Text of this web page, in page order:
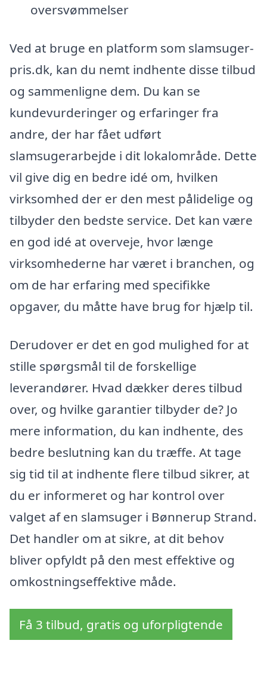
oversvømmelser
Ved at bruge en platform som slamsuger-
pris.dk, kan du nemt indhente disse tilbud
og sammenligne dem. Du kan se
kundevurderinger og erfaringer fra
andre, der har fået udført
slamsugerarbejde i dit lokalområde. Dette
vil give dig en bedre idé om, hvilken
virksomhed der er den mest pålidelige og
tilbyder den bedste service. Det kan være
en god idé at overveje, hvor længe
virksomhederne har været i branchen, og
om de har erfaring med specifikke
opgaver, du måtte have brug for hjælp til.
Derudover er det en god mulighed for at
stille spørgsmål til de forskellige
leverandører. Hvad dækker deres tilbud
over, og hvilke garantier tilbyder de? Jo
mere information, du kan indhente, des
bedre beslutning kan du træffe. At tage
sig tid til at indhente flere tilbud sikrer, at
du er informeret og har kontrol over
valget af en slamsuger i Bønnerup Strand.
Det handler om at sikre, at dit behov
bliver opfyldt på den mest effektive og
omkostningseffektive måde.
Få 3 tilbud, gratis og uforpligtende